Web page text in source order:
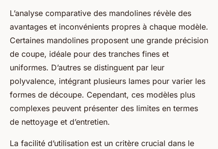
L’analyse comparative des mandolines révèle des
avantages et inconvénients propres à chaque modèle.
Certaines mandolines proposent une grande précision
de coupe, idéale pour des tranches fines et
uniformes. D’autres se distinguent par leur
polyvalence, intégrant plusieurs lames pour varier les
formes de découpe. Cependant, ces modèles plus
complexes peuvent présenter des limites en termes
de nettoyage et d’entretien.
La facilité d’utilisation est un critère crucial dans le